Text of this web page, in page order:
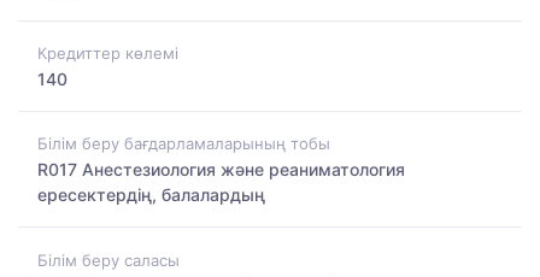
Кредиттер көлемі
140
Білім беру бағдарламаларының тобы
R017 Анестезиология және реаниматология
ересектердің, балалардың
Білім беру саласы